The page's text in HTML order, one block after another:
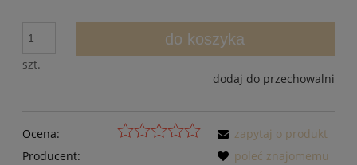
szt.
do koszyka
dodaj do przechowalni
Ocena:
Producent:
zapytaj o produkt
poleć znajomemu